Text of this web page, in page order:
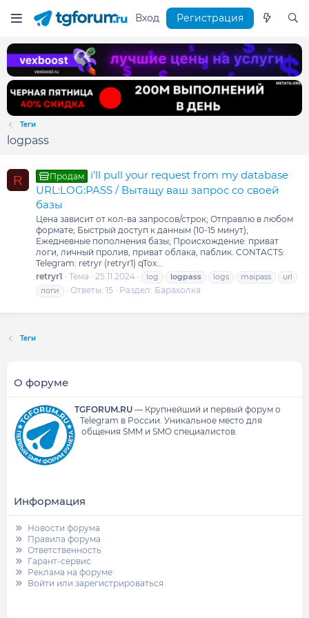
Вход Регистрация
Теги
logpass
R Продам
i'll pull your request from my database
URL:LOG:PASS / Вытащу ваш запрос со своей
базы
Цена зависит от кол-ва запросов/строк; Отправлю в любом
формате; Быстрый доступ к данным (10-15 минут);
Ежедневные пополнения базы; Происхождение: приват
логи, личный пролив, приват облака, паблик. CONTACTS:
Telegram: retryr (retryr1) qTox...
retryr1
Тема 25.11.2024 log logpass logs maipass
url
логи
Ответы: 15 Раздел: Барахолка
Теги
О форуме
TGFORUM.RU— Крупнейший и первый форум о
Telegram в России. Уникальное место для
общения SMM и SMO специалистов.
Информация
Новости форума
Правила форума
Ответственность
Гарант-сервис
Реклама на форуме
Войти или зарегистрироваться